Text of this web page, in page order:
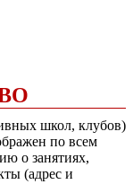
школ, клубов)
по всем
о занятиях,
(адрес и